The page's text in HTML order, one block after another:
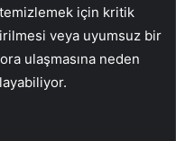
için kritik
veya uyumsuz bir
ulaşmasına neden